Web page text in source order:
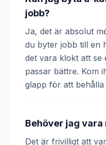
jobb?
Ja, det är absolut
du byter jobb till en
det vara klokt att se
passar bättre. Kom
glapp för att behålla
Behöver jag
Det är frivilligt att